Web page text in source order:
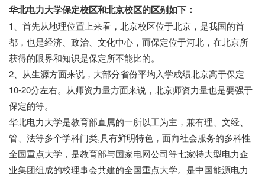
华北电力大学保定校区和北京校区的区别如下：
1、首先从地理位置上来看，北京校区位于北京，是我国的首
都，也是经济、政治、文化中心，而保定位于河北，在北京所
获得的眼界和知识是保定所不能比的。
2、从生源方面来说，大部分省份平均入学成绩北京高于保定
10-20分左右。从师资力量方面来说，北京师资力量也是要强于
保定的等。
华北电力大学是教育部直属的一所以工为主，兼有理、文经、
管、法等多个学科门类,具有鲜明特色，面向社会服务的多科性
全国重点大学，是教育部与国家电网公司等七家特大型电力企
业集团组成的校理事会共建的全国重点大学。是中国能源电力